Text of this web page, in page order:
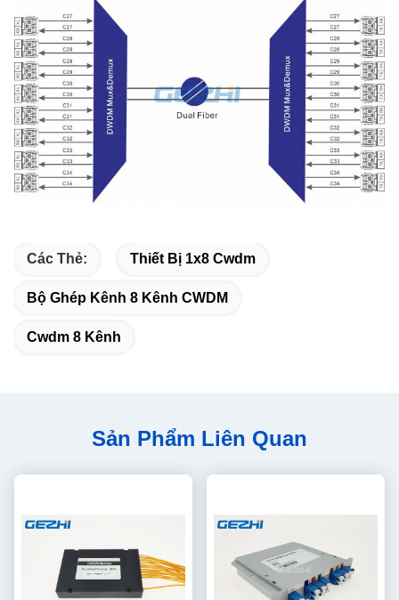
Các Thẻ: Thiết Bị 1x8 Cwdm
Bộ Ghép Kênh 8 Kênh CWDM
Cwdm 8 Kênh
Sản Phẩm Liên Quan